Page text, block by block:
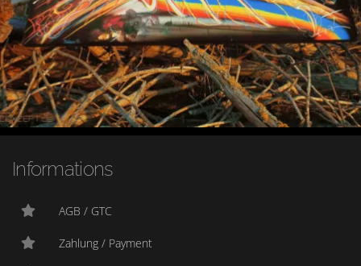
Informations
AGB / GTC
Zahlung / Payment